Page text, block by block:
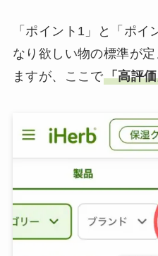
「ポイント1」と「ポ
なり欲しい物の標準が
ますが、ここで「高評